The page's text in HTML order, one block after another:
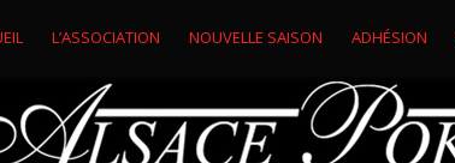
L’ASSOCIATION NOUVELLE SAISON ADHÉSION